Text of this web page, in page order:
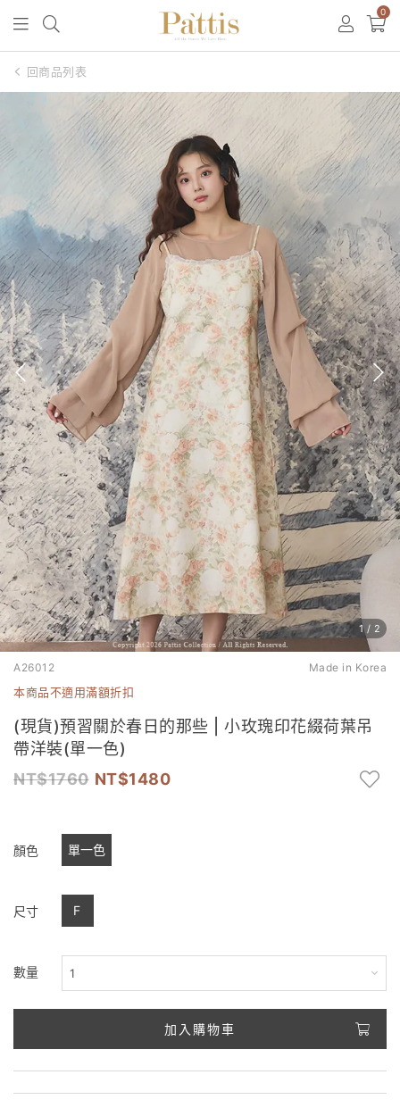
0
回商品列表
1/ 2
A26012 Made in Korea
本商品不適用滿額折扣
(現貨)預習關於春日的那些 | 小玫瑰印花綴荷葉吊
帶洋裝(單一色)
1760
1480
顏色 單一色
尺寸 F
數量
加入購物車